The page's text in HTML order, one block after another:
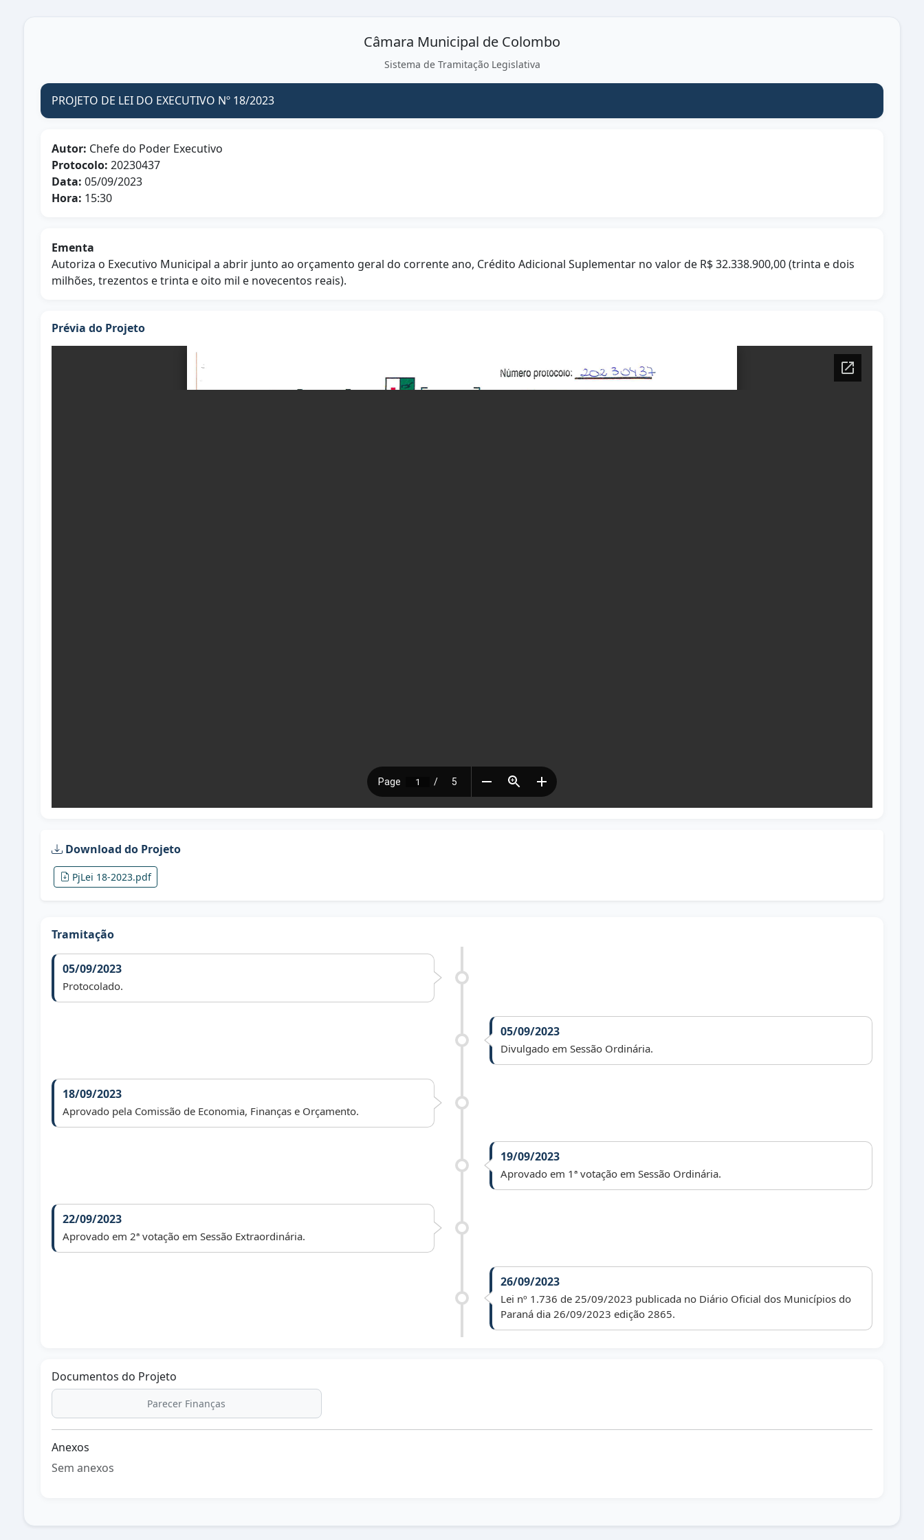
Câmara Municipal de Colombo
Sistema de Tramitação Legislativa
PROJETO DE LEI DO EXECUTIVO Nº 18/2023
Autor: Chefe do Poder Executivo
Protocolo: 20230437
Data: 05/09/2023
Hora: 15:30
Ementa
Autoriza o Executivo Municipal a abrir junto ao orçamento geral do corrente ano, Crédito Adicional Suplementar no valor de R$ 32.338.900,00 (trinta e dois
milhões, trezentos e trinta e oito mil e novecentos reais).
Prévia do Projeto
Download do Projeto
PjLei 18-2023.pdf
Tramitação
05/09/2023
Protocolado.
05/09/2023
Divulgado em Sessão Ordinária.
18/09/2023
Aprovado pela Comissão de Economia, Finanças e Orçamento.
19/09/2023
Aprovado em 1ª votação em Sessão Ordinária.
22/09/2023
Aprovado em 2ª votação em Sessão Extraordinária.
26/09/2023
Lei nº 1.736 de 25/09/2023 publicada no Diário Oficial dos Municípios do
Paraná dia 26/09/2023 edição 2865.
Documentos do Projeto
Parecer Finanças
Anexos
Sem anexos